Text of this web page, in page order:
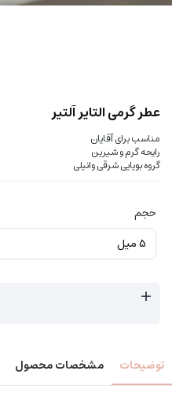
عطر گرمی التایر آلتیر
مناسب برای آقایان
رایحه گرم و شیرین
گروه بویایی شرقی وانیلی
حجم
توضیحات مشخصات محصول